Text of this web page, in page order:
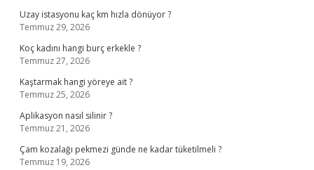
Uzay istasyonu kaç km hızla dönüyor ?
Temmuz 29, 2026
Koç kadını hangi burç erkekle ?
Temmuz 27, 2026
Kaştarmak hangi yöreye ait ?
Temmuz 25, 2026
Aplikasyon nasıl silinir ?
Temmuz 21, 2026
Çam kozalağı pekmezi günde ne kadar tüketilmeli ?
Temmuz 19, 2026